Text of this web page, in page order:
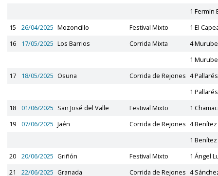
1 Fermín
15
26/04/2025 Mozoncillo Festival Mixto
1 El
16
17/05/2025 Los Barrios Corrida Mixta
4 Murube
1 Murube
17
18/05/2025 Osuna Corrida de Rejones 4 Pallarés
1 Pallarés
18
01/06/2025 San José del Valle Festival Mixto
1
19
07/06/2025 Jaén Corrida de Rejones 4
1
20
20/06/2025 Griñón Festival Mixto
1 Ángel
21
22/06/2025 Granada Corrida de Rejones 4